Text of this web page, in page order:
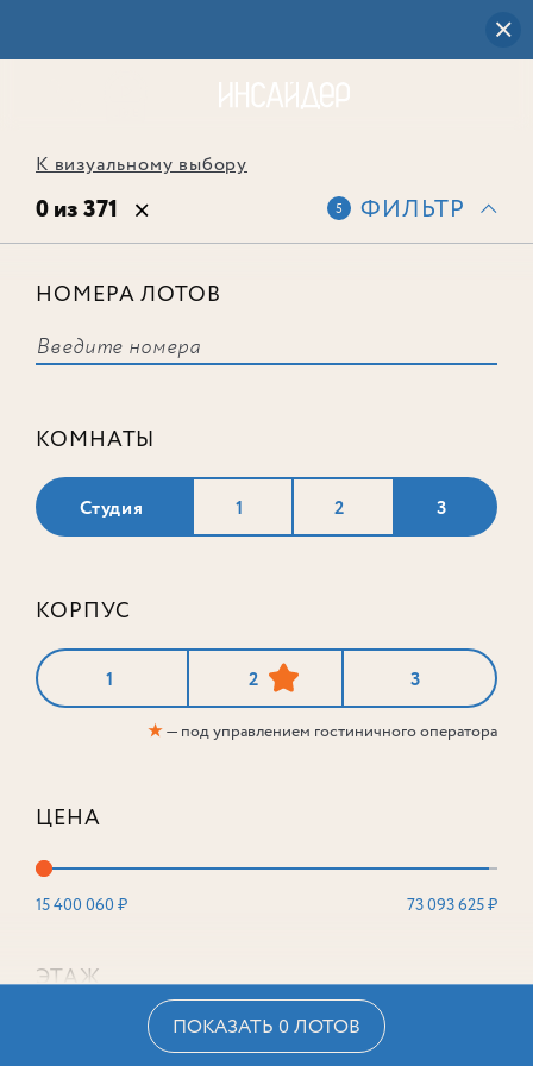
К визуальному выбору
0 из 371 5 ФИЛЬТР
НОМЕРА ЛОТОВ
КОМНАТЫ
Студия 1 2 3
КОРПУС
1 2 3
★— под управлением гостиничного оператора
ЦЕНА
15 400 060 ₽ 73 093 625 ₽
ЭТАЖ
ПОКАЗАТЬ 0 ЛОТОВ
соответствует ни одного лота